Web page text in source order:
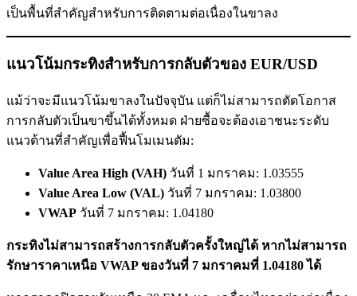
เป็นพื้นที่สำคัญสำหรับการติดตามต่อเนื่องในขาลง
แนวโน้มกระทิงสำหรับการกลับตัวของ EUR/USD
แม้ว่าจะมีแนวโน้มขาลงในปัจจุบัน แต่ก็ไม่สามารถตัดโอกาส
การกลับตัวเป็นขาขึ้นได้ทั้งหมด ฝ่ายซื้อจะต้องเอาชนะระดับ
แนวต้านที่สำคัญเพื่อฟื้นโมเมนตัม:
Value Area High (VAH) วันที่ 1 มกราคม: 1.03555
Value Area Low (VAL) วันที่ 7 มกราคม: 1.03800
VWAP วันที่ 7 มกราคม: 1.04180
กระทิงไม่สามารถสร้างการกลับตัวครั้งใหญ่ได้ หากไม่สามารถ
รักษาราคาเหนือ VWAP ของวันที่ 7 มกราคมที่ 1.04180 ได้